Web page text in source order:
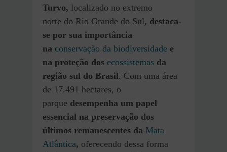
Turvo, localizado no extremo
norte do Rio Grande do Sul, destaca-
se por sua importância
na conservação da biodiversidade e
na proteção dos ecossistemas da
região sul do Brasil. Com uma área
de 17.491 hectares, o
parque desempenha um papel
essencial na preservação dos
últimos remanescentes da Mata
Atlântica, oferecendo dessa forma